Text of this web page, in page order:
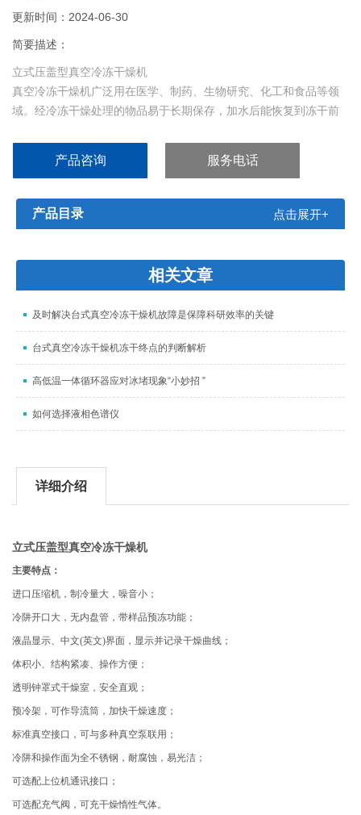
更新时间：2024-06-30
简要描述：
立式压盖型真空冷冻干燥机
真空冷冻干燥机广泛用在医学、制药、生物研究、化工和食品等领
域。经冷冻干燥处理的物品易于长期保存，加水后能恢复到冻干前
用于实验室使用或少量生产，可满足大多数实验室常规冻干的需
产品咨询 服务电话
产品目录 点击展开+
相关文章
及时解决台式真空冷冻干燥机故障是保障科研效率的关键
台式真空冷冻干燥机冻干终点的判断解析
高低温一体循环器应对冰堵现象“小妙招 ”
如何选择液相色谱仪
详细介绍
立式压盖型真空冷冻干燥机
主要特点：
进口压缩机，制冷量大，噪音小；
冷阱开口大，无内盘管，带样品预冻功能；
液晶显示、中文(英文)界面，显示并记录干燥曲线；
体积小、结构紧凑、操作方便；
透明钟罩式干燥室，安全直观；
预冷架，可作导流筒，加快干燥速度；
标准真空接口，可与多种真空泵联用；
冷阱和操作面为全不锈钢，耐腐蚀，易光洁；
可选配上位机通讯接口；
可选配充气阀，可充干燥惰性气体。